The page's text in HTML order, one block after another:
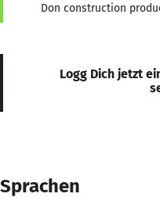
Don construction
Logg Dich jetzt
Sprachen